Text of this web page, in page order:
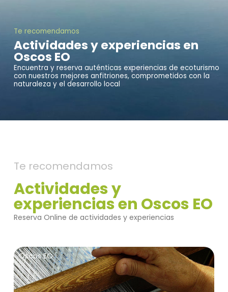
Te recomendamos
Actividades y experiencias en
Oscos EO
Encuentra y reserva auténticas experiencias de ecoturismo
con nuestros mejores anfitriones, comprometidos con la
naturaleza y el desarrollo local
Te recomendamos
Actividades y
experiencias en Oscos EO
Reserva Online de actividades y experiencias
Oscos EO